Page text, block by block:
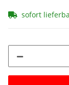
sofort